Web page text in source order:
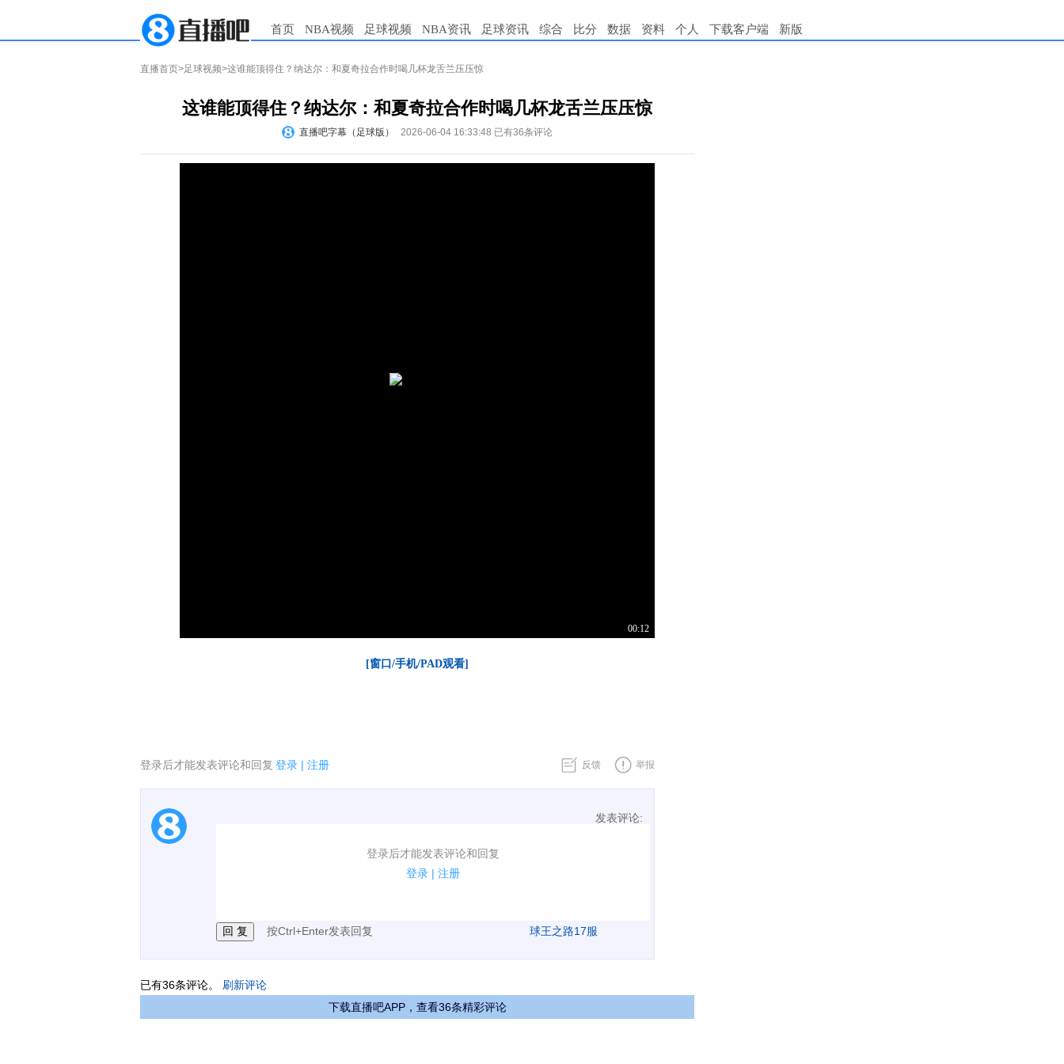
首页 NBA视频 足球视频 NBA资讯 足球资讯 综合 比分 数据 资料 个人 下载客户端 新版
直播首页>足球视频>这谁能顶得住？纳达尔：和夏奇拉合作时喝几杯龙舌兰压压惊
这谁能顶得住？纳达尔：和夏奇拉合作时喝几杯龙舌兰压压惊
直播吧字幕（足球版） 2026-06-04 16:33:48 已有36条评论
00:12
[窗口/手机/PAD观看]
登录后才能发表评论和回复 登录 | 注册 反馈 举报
发表评论:
登录后才能发表评论和回复
登录 | 注册
1.电脑端新用户可以发表评论了！
按Ctrl+Enter发表回复 球王之路17服
已有36条评论。 刷新评论
下载直播吧APP，查看36条精彩评论